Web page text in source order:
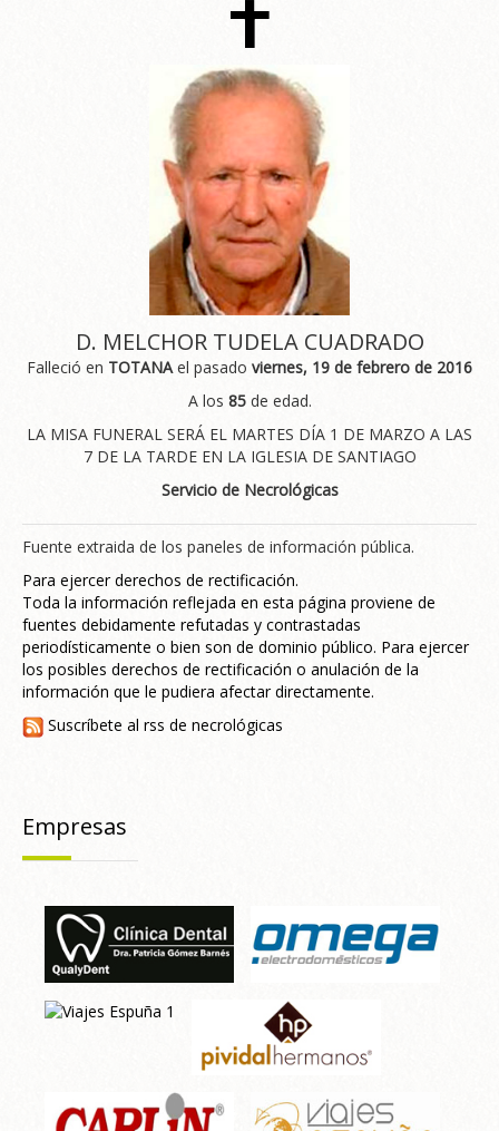
D. MELCHOR TUDELA CUADRADO
Falleció en TOTANAel pasado viernes, 19 de febrero de 2016
A los 85de edad.
LA MISA FUNERAL SERÁ EL MARTES DÍA 1 DE MARZO A LAS
7 DE LA TARDE EN LA IGLESIA DE SANTIAGO
Servicio de Necrológicas
Fuente extraida de los paneles de información pública.
Para ejercer derechos de rectificación.
Toda la información reflejada en esta página proviene de
fuentes debidamente refutadas y contrastadas
periodísticamente o bien son de dominio público. Para ejercer
los posibles derechos de rectificación o anulación de la
información que le pudiera afectar directamente.
Suscríbete al rss de necrológicas
Empresas